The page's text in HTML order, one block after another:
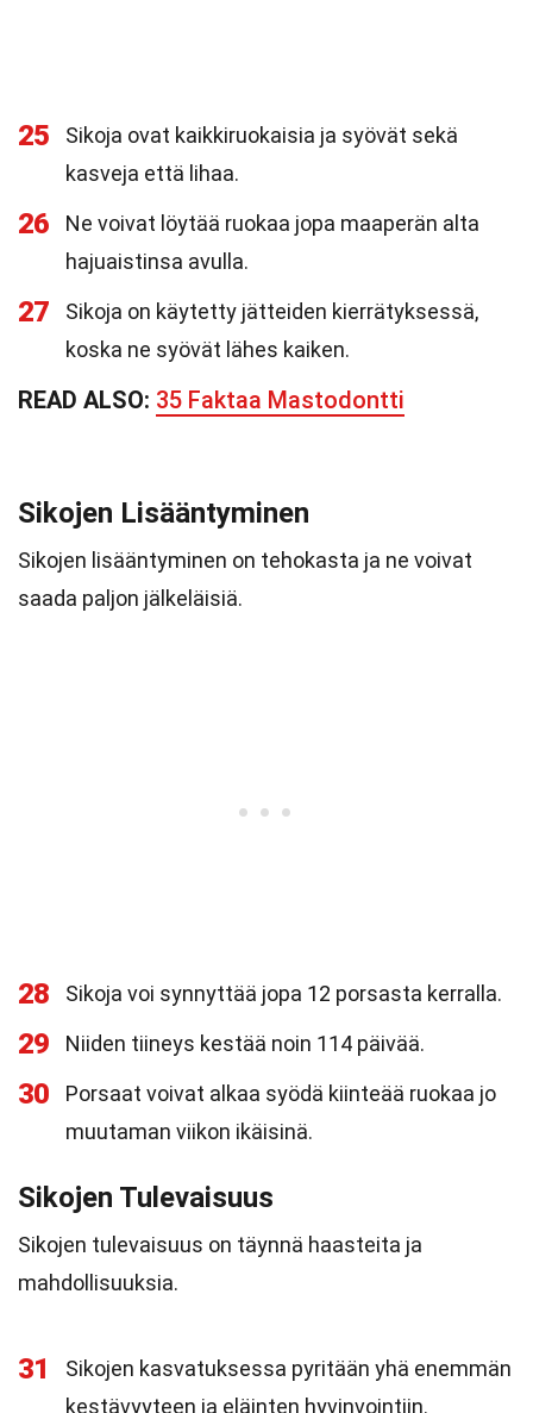
25
Sikoja ovat kaikkiruokaisia ja syövät sekä
kasveja että lihaa.
26
Ne voivat löytää ruokaa jopa maaperän alta
hajuaistinsa avulla.
27
Sikoja on käytetty jätteiden kierrätyksessä,
koska ne syövät lähes kaiken.
READ ALSO: 35 Faktaa Mastodontti
Sikojen Lisääntyminen
Sikojen lisääntyminen on tehokasta ja ne voivat
saada paljon jälkeläisiä.
28 Sikoja voi synnyttää jopa 12 porsasta kerralla.
29 Niiden tiineys kestää noin 114 päivää.
30
Porsaat voivat alkaa syödä kiinteää ruokaa jo
muutaman viikon ikäisinä.
Sikojen Tulevaisuus
Sikojen tulevaisuus on täynnä haasteita ja
mahdollisuuksia.
31
Sikojen kasvatuksessa pyritään yhä enemmän
kestävyyteen ja eläinten hyvinvointiin.